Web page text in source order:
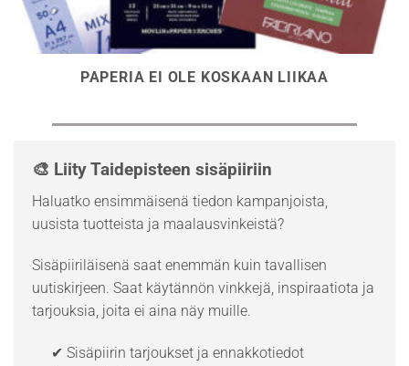
PAPERIA EI OLE KOSKAAN LIIKAA
🎨 Liity Taidepisteen sisäpiiriin
Haluatko ensimmäisenä tiedon kampanjoista,
uusista tuotteista ja maalausvinkeistä?
Sisäpiiriläisenä saat enemmän kuin tavallisen
uutiskirjeen. Saat käytännön vinkkejä, inspiraatiota ja
tarjouksia, joita ei aina näy muille.
✔ Sisäpiirin tarjoukset ja ennakkotiedot